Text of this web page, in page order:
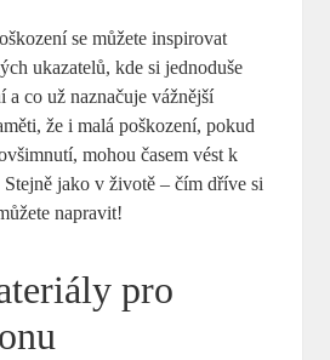
se můžete inspirovat
ukazatelů, kde si jednoduše
a co už naznačuje vážnější
že i malá poškození, pokud
mohou časem vést k
jako v životě – čím dříve si
napravit!
pro